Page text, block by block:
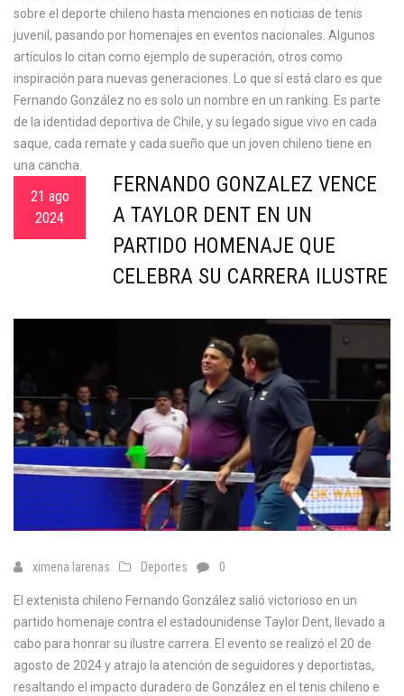
sobre el deporte chileno hasta menciones en noticias de tenis
juvenil, pasando por homenajes en eventos nacionales. Algunos
artículos lo citan como ejemplo de superación, otros como
inspiración para nuevas generaciones. Lo que sí está claro es que
Fernando González no es solo un nombre en un ranking. Es parte
de la identidad deportiva de Chile, y su legado sigue vivo en cada
saque, cada remate y cada sueño que un joven chileno tiene en
una cancha.
21 ago
2024
FERNANDO GONZÁLEZ VENCE
A TAYLOR DENT EN UN
PARTIDO HOMENAJE QUE
CELEBRA SU CARRERA ILUSTRE
ximena larenas Deportes 0
El extenista chileno Fernando González salió victorioso en un
partido homenaje contra el estadounidense Taylor Dent, llevado a
cabo para honrar su ilustre carrera. El evento se realizó el 20 de
agosto de 2024 y atrajo la atención de seguidores y deportistas,
resaltando el impacto duradero de González en el tenis chileno e